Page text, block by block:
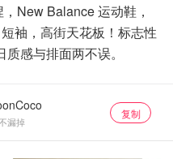
New Balance 运动鞋，
袖，高街天花板！标志性
感与排面两不误。
漏掉
复制